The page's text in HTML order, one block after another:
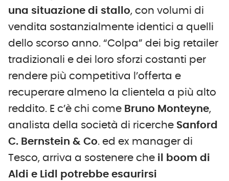
una situazione di stallo, con volumi di
vendita sostanzialmente identici a quelli
dello scorso anno. “Colpa” dei big retailer
tradizionali e dei loro sforzi costanti per
rendere più competitiva l’offerta e
recuperare almeno la clientela a più alto
reddito. E c’è chi come Bruno Monteyne,
analista della società di ricerche Sanford
C. Bernstein & Co. ed ex manager di
Tesco, arriva a sostenere che il boom di
Aldi e Lidl potrebbe esaurirsi